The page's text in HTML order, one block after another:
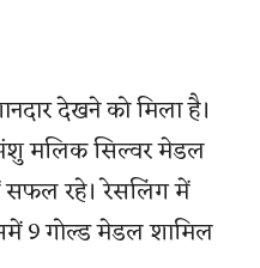
देखने को मिला है।
अंशु मलिक सिल्वर मेडल
सफल रहे। रेसलिंग में
9 गोल्ड मेडल शामिल